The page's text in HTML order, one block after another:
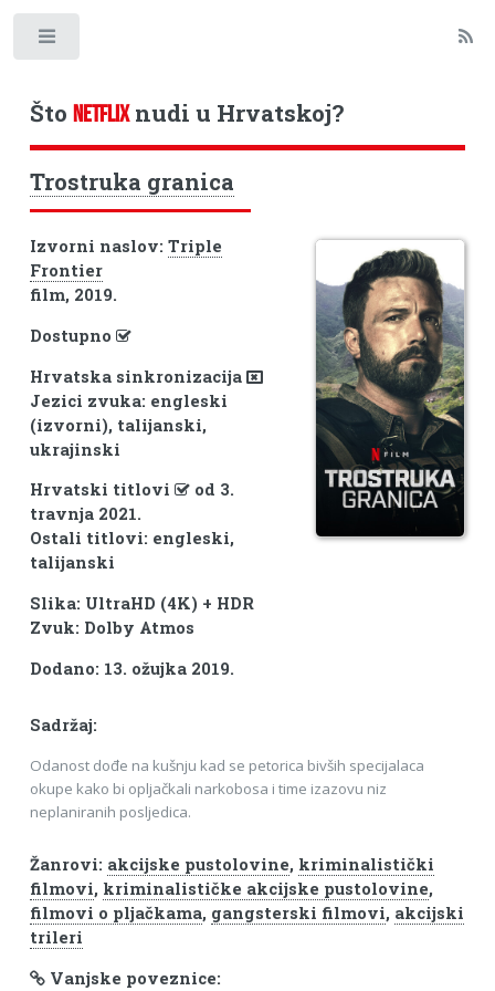
Što NETFLIXnudi u Hrvatskoj?
Trostruka granica
Izvorni naslov: Triple
Frontier
film, 2019.
Dostupno
Hrvatska sinkronizacija
Jezici zvuka: engleski
(izvorni), talijanski,
ukrajinski
Hrvatski titlovi
od 3.
travnja 2021.
Ostali titlovi: engleski,
talijanski
Slika: UltraHD (4K) + HDR
Zvuk: Dolby Atmos
Dodano: 13. ožujka 2019.
Sadržaj:
Odanost dođe na kušnju kad se petorica bivših specijalaca
okupe kako bi opljačkali narkobosa i time izazovu niz
neplaniranih posljedica.
Žanrovi: akcijske pustolovine, kriminalistički
filmovi, kriminalističke akcijske pustolovine,
filmovi o pljačkama, gangsterski filmovi, akcijski
trileri
Vanjske poveznice: